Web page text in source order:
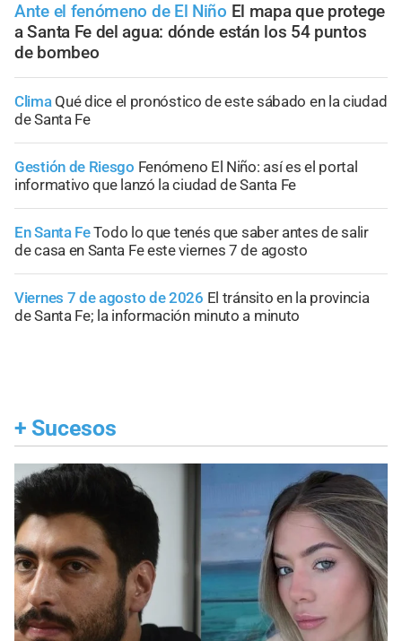
Ante el fenómeno de El Niño El mapa que protege
a Santa Fe del agua: dónde están los 54 puntos
de bombeo
Clima Qué dice el pronóstico de este sábado en la ciudad
de Santa Fe
Gestión de Riesgo Fenómeno El Niño: así es el portal
informativo que lanzó la ciudad de Santa Fe
En Santa FeTodo lo que tenés que saber antes de salir
de casa en Santa Fe este viernes 7 de agosto
Viernes 7 de agosto de 2026 El tránsito en la provincia
de Santa Fe; la información minuto a minuto
+ Sucesos